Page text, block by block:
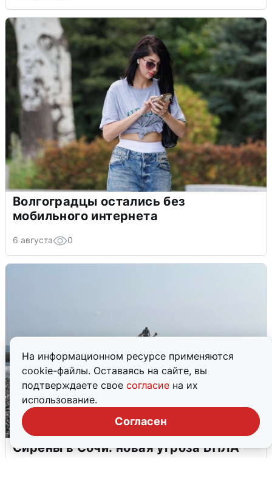
На информационном ресурсе применяются
cookie-файлы. Оставаясь на сайте, вы
подтверждаете свое согласие на их
использование.
Согласен
Волгоградцы остались без
мобильного интернета
6 августа 0
Сирены в Сочи: новая угроза БПЛА